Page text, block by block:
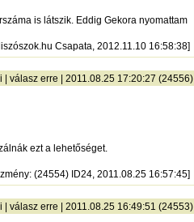
is látszik. Eddig Gekora nyomattam
Csapata, 2012.11.10 16:58:38]
válasz erre | 2011.08.25 17:20:27 (24556)
ezt a lehetőséget.
: (24554) ID24, 2011.08.25 16:57:45]
válasz erre | 2011.08.25 16:49:51 (24553)